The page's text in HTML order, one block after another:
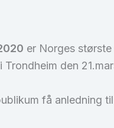
er Norges
Trondheim den
få anledning